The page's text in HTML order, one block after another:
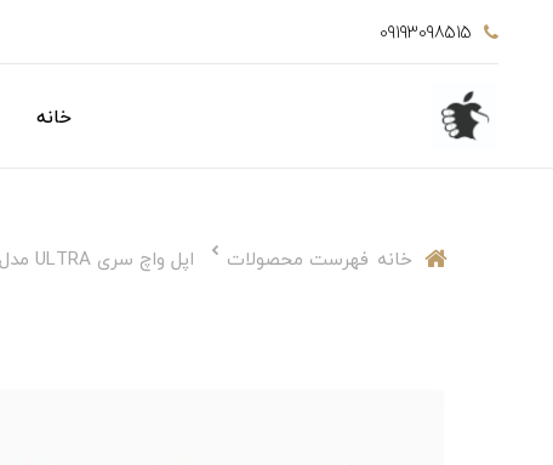
09193098515
خانه
خانه فهرست محصولات اپل واچ سری ULTRA مدل 49MM